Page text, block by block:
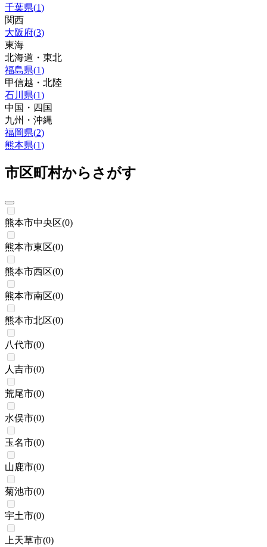
千葉県(1)
関西
大阪府(3)
東海
北海道・東北
福島県(1)
甲信越・北陸
石川県(1)
中国・四国
九州・沖縄
福岡県(2)
熊本県(1)
市区町村からさがす
熊本市中央区(0)
熊本市東区(0)
熊本市西区(0)
熊本市南区(0)
熊本市北区(0)
八代市(0)
人吉市(0)
荒尾市(0)
水俣市(0)
玉名市(0)
山鹿市(0)
菊池市(0)
宇土市(0)
上天草市(0)